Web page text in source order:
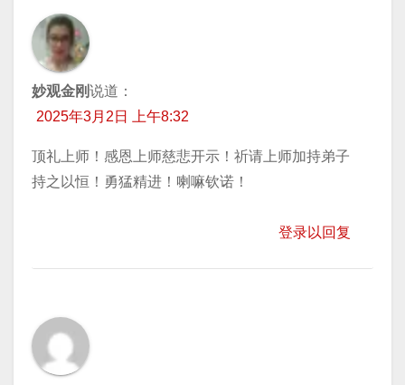
妙观金刚说道：
2025年3月2日 上午8:32
顶礼上师！感恩上师慈悲开示！祈请上师加持弟子
持之以恒！勇猛精进！喇嘛钦诺！
登录以回复